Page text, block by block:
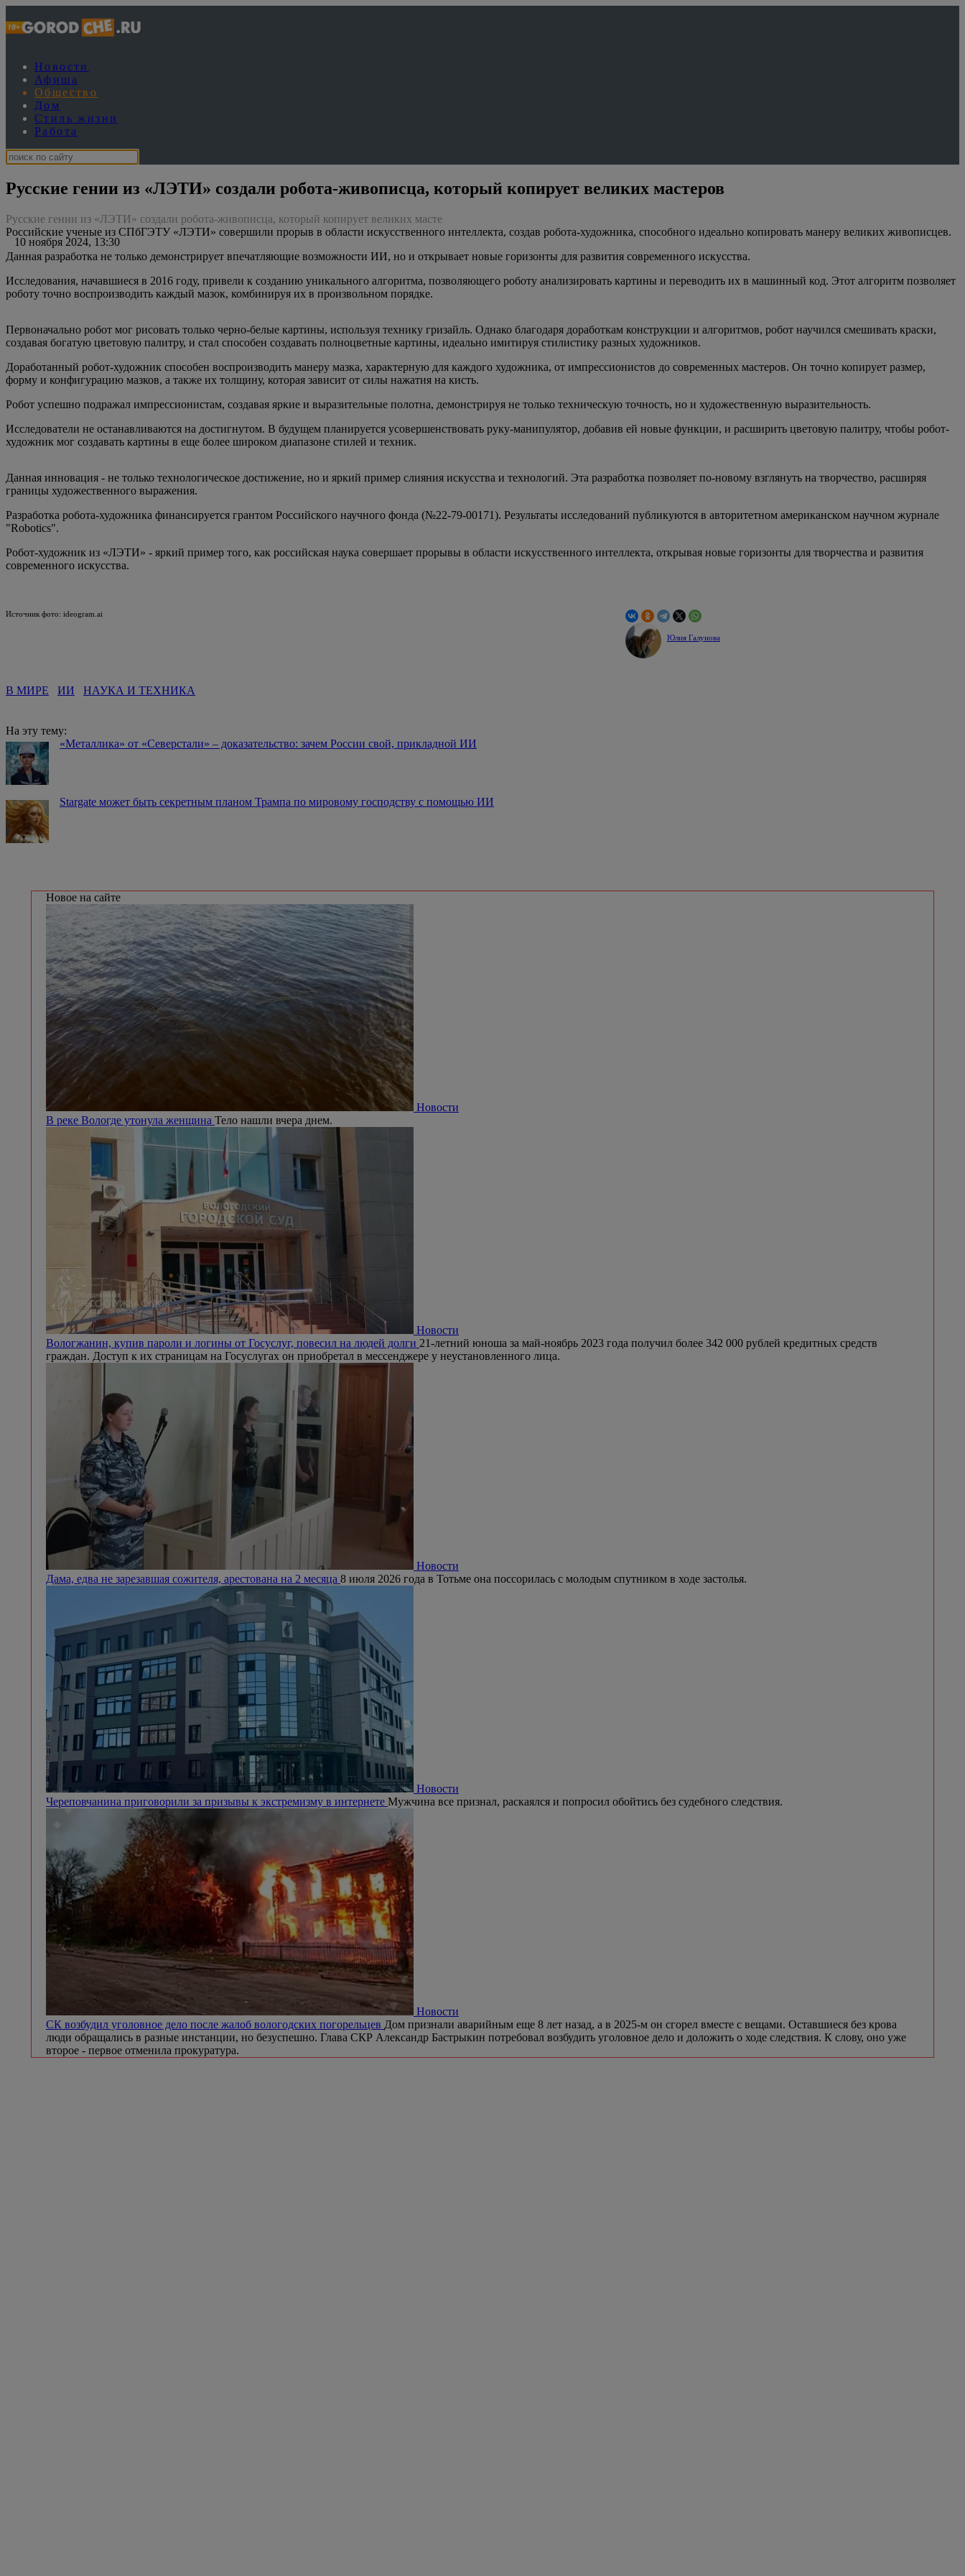
Новости
Афиша
Общество
Дом
Стиль жизни
Работа
Русские гении из «ЛЭТИ» создали робота-живописца, который копирует великих мастеров
Русские гении из «ЛЭТИ» создали робота-живописца, который копирует великих масте
10 ноября 2024, 13:30
Российские ученые из СПбГЭТУ «ЛЭТИ» совершили прорыв в области искусственного интеллекта, создав робота-художника, способного идеально копировать манеру великих живописцев.
Данная разработка не только демонстрирует впечатляющие возможности ИИ, но и открывает новые горизонты для развития современного искусства.
Исследования, начавшиеся в 2016 году, привели к созданию уникального алгоритма, позволяющего роботу анализировать картины и переводить их в машинный код. Этот алгоритм позволяет
роботу точно воспроизводить каждый мазок, комбинируя их в произвольном порядке.
Первоначально робот мог рисовать только черно-белые картины, используя технику гризайль. Однако благодаря доработкам конструкции и алгоритмов, робот научился смешивать краски,
создавая богатую цветовую палитру, и стал способен создавать полноцветные картины, идеально имитируя стилистику разных художников.
Доработанный робот-художник способен воспроизводить манеру мазка, характерную для каждого художника, от импрессионистов до современных мастеров. Он точно копирует размер,
форму и конфигурацию мазков, а также их толщину, которая зависит от силы нажатия на кисть.
Робот успешно подражал импрессионистам, создавая яркие и выразительные полотна, демонстрируя не только техническую точность, но и художественную выразительность.
Исследователи не останавливаются на достигнутом. В будущем планируется усовершенствовать руку-манипулятор, добавив ей новые функции, и расширить цветовую палитру, чтобы робот-
художник мог создавать картины в еще более широком диапазоне стилей и техник.
Данная инновация - не только технологическое достижение, но и яркий пример слияния искусства и технологий. Эта разработка позволяет по-новому взглянуть на творчество, расширяя
границы художественного выражения.
Разработка робота-художника финансируется грантом Российского научного фонда (№22-79-00171). Результаты исследований публикуются в авторитетном американском научном журнале
"Robotics".
Робот-художник из «ЛЭТИ» - яркий пример того, как российская наука совершает прорывы в области искусственного интеллекта, открывая новые горизонты для творчества и развития
современного искусства.
Источник фото: ideogram.ai
Юлия Галунова
В МИРЕ ИИ НАУКА И ТЕХНИКА
На эту тему:
«Металлика» от «Северстали» – доказательство: зачем России свой, прикладной ИИ
Stargate может быть секретным планом Трампа по мировому господству с помощью ИИ
Новое на сайте
Новости
В реке Вологде утонула женщина Тело нашли вчера днем.
Новости
Вологжанин, купив пароли и логины от Госуслуг, повесил на людей долги 21-летний юноша за май-ноябрь 2023 года получил более 342 000 рублей кредитных средств
граждан. Доступ к их страницам на Госуслугах он приобретал в мессенджере у неустановленного лица.
Новости
Дама, едва не зарезавшая сожителя, арестована на 2 месяца 8 июля 2026 года в Тотьме она поссорилась с молодым спутником в ходе застолья.
Новости
Череповчанина приговорили за призывы к экстремизму в интернете Мужчина все признал, раскаялся и попросил обойтись без судебного следствия.
Новости
СК возбудил уголовное дело после жалоб вологодских погорельцев Дом признали аварийным еще 8 лет назад, а в 2025-м он сгорел вместе с вещами. Оставшиеся без крова
люди обращались в разные инстанции, но безуспешно. Глава СКР Александр Бастрыкин потребовал возбудить уголовное дело и доложить о ходе следствия. К слову, оно уже
второе - первое отменила прокуратура.